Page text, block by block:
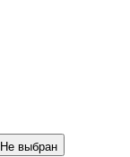
Не выбран